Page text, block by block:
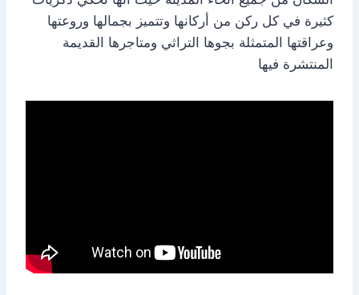
كثيرة في كل ركن من أركانها وتتميز بجمالها وروعتها
وعراقتها المتمثلة بجوها التراثي ومتاجرها القديمة
المنتشرة فيها